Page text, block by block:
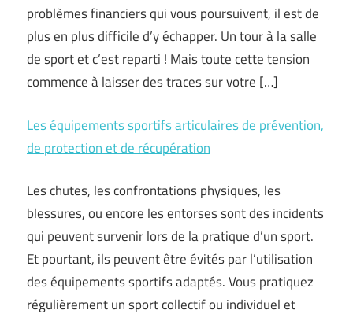
problèmes financiers qui vous poursuivent, il est de
plus en plus difficile d’y échapper. Un tour à la salle
de sport et c’est reparti ! Mais toute cette tension
commence à laisser des traces sur votre […]
Les équipements sportifs articulaires de prévention,
de protection et de récupération
Les chutes, les confrontations physiques, les
blessures, ou encore les entorses sont des incidents
qui peuvent survenir lors de la pratique d’un sport.
Et pourtant, ils peuvent être évités par l’utilisation
des équipements sportifs adaptés. Vous pratiquez
régulièrement un sport collectif ou individuel et